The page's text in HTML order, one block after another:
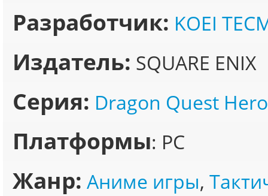
Разработчик: KOEI
Издатель: SQUARE ENIX
Серия: Dragon Quest
Платформы: PC
Жанр: Аниме игры,